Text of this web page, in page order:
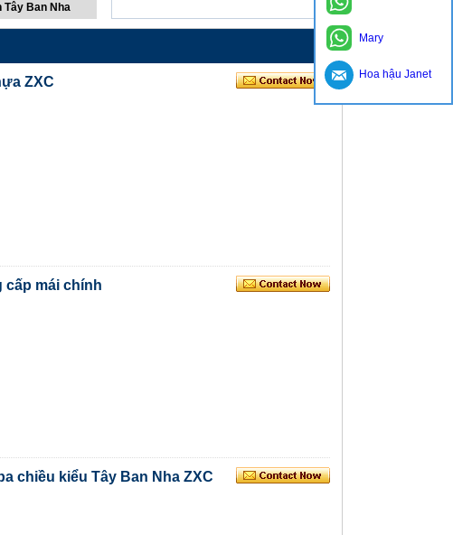
Tây Ban Nha
ZXC
cấp mái chính
chiều kiểu Tây Ban Nha ZXC
Mary
Hoa hậu Janet